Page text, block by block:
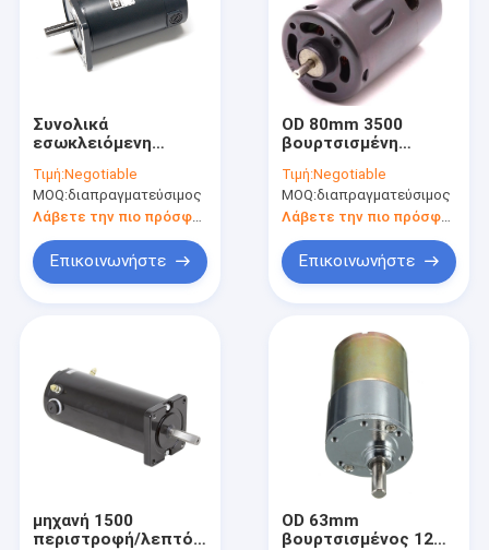
Συνολικά
εσωκλειόμενη
60W 12v 24v
ψηκτρών για το
λεωφορείο
εκσκαφέων
λεωφορείων
Τιμή:Negotiable
MOQ:διαπραγματεύσιμος
Λάβετε την πιο πρόσφατη τιμή
Επικοινωνήστε
OD 80mm 3500
βουρτσισμένη
ΣΥΝΕΧΏΝ μηχανών
800W 12v μηχανή
μαγνητών υψηλής
ταχύτητας μόνιμη
Τιμή:Negotiable
MOQ:διαπραγματεύσιμος
Επικοινωνήστε
μηχανή 1500
περιστροφή/λεπτό
OD 63mm
βουρτσισμένος 12V